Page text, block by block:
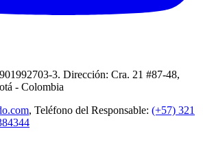
3. Dirección: Cra. 21 #87-48,
- Colombia
, Teléfono del Responsable: (+57) 321